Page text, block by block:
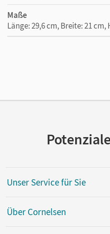
Maße
Länge: 29,6 cm, Breite: 21 cm,
Unser Service für Sie
Über Cornelsen